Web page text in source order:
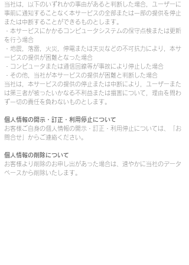
当社は，以下のいずれかの事由があると判断した場合，ユーザーに
事前に通知することなく本サービスの全部または一部の提供を停止
または中断することができるものとします。
・本サービスにかかるコンピュータシステムの保守点検または更新
を行う場合
・地震，落雷，火災，停電または天災などの不可抗力により，本サ
ービスの提供が困難となった場合
・コンピュータまたは通信回線等が事故により停止した場合
・その他，当社が本サービスの提供が困難と判断した場合
当社は，本サービスの提供の停止または中断により，ユーザーまた
は第三者が被ったいかなる不利益または損害について，理由を問わ
ず一切の責任を負わないものとします。
個人情報の開示・訂正・利用停止について
お客様ご自身の個人情報の開示・訂正・利用停止については、「お
問合せ」からご連絡ください。
個人情報の削除について
お客様より削除のお申し出があった場合は、速やかに当社のデータ
ベースから削除いたします。